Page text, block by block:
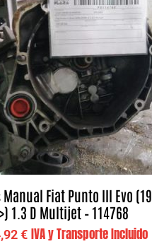
Manual Fiat Punto III Evo
>) 1.3 D Multijet – 114768
€ IVA y Transporte Incluido